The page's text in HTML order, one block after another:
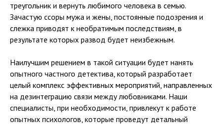
треугольник и вернуть любимого человека в семью.
Зачастую ссоры мужа и жены, постоянные подозрения и
слежка приводят к необратимым последствиям, в
результате которых развод будет неизбежным.
Наилучшим решением в такой ситуации будет нанять
опытного частного детектива, который разработает
целый комплекс эффективных мероприятий, направленных
на дезинтеграцию связи между любовниками. Наши
специалисты, при необходимости, привлекут к работе
опытных психологов, которые проведут детальный